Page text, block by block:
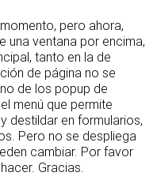
pero ahora,
una ventana por encima,
tanto en la de
de página no se
de los popup de
menú que permite
destildar en formularios,
Pero no se despliega
cambiar. Por favor
Gracias.